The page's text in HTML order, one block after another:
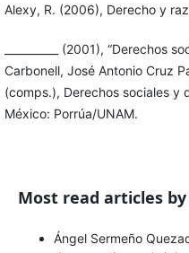
Alexy, R. (2006), Derecho y
__________ (2001), “Derechos
Carbonell, José Antonio Cruz
(comps.), Derechos sociales y
México: Porrúa/UNAM.
gobierno de los peores,
Most read articles
Ángel Sermeño